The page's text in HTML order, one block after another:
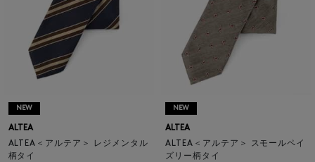
NEW
ALTEA
ALTEA＜アルテア＞ レジメンタル
柄タイ
NEW
ALTEA
ALTEA＜アルテア＞ スモールペイ
ズリー柄タイ